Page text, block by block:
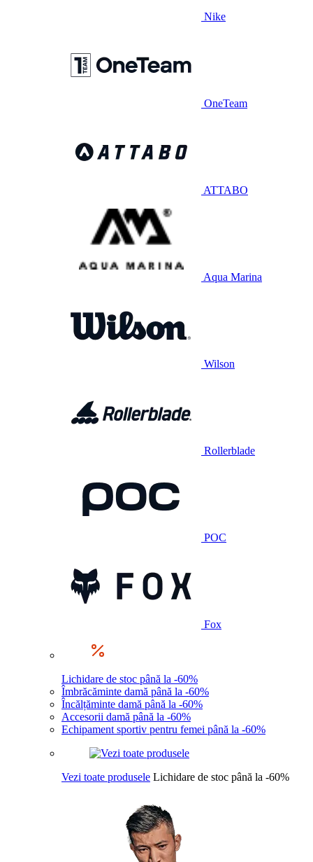
Nike
OneTeam
ATTABO
Aqua Marina
Wilson
Rollerblade
POC
Fox
Lichidare de stoc până la -60%
Îmbrăcăminte damă până la -60%
Încălțăminte damă până la -60%
Accesorii damă până la -60%
Echipament sportiv pentru femei până la -60%
Vezi toate produsele Lichidare de stoc până la -60%